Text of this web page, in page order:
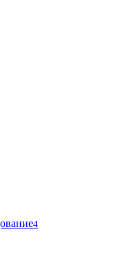
4